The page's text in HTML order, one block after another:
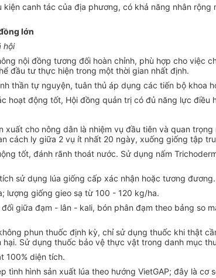
kiện canh tác của địa phương, có khả năng nhân
lớn
hội
nội đồng tương đối hoàn chỉnh, phù hợp cho việc
đầu tư thực hiện trong một thời gian nhất định.
thần tự nguyện, tuân thủ áp dụng các tiến bộ khoa
hoạt động tốt, Hội đồng quản trị có đủ năng lực
xuất cho nông dân là nhiệm vụ đầu tiên và quan
cách ly giữa 2 vụ ít nhất 20 ngày, xuống giống tập
tốt, đánh rãnh thoát nước. Sử dụng nấm
sử dụng lúa giống cấp xác nhận hoặc tương đương.
lượng giống gieo sạ từ 100 - 120 kg/ha.
giữa đạm - lân - kali, bón phân đạm theo bảng so
phun thuốc định kỳ, chỉ sử dụng thuốc khi thật
hại. Sử dụng thuốc bảo vệ thực vật trong danh mục
100% diện tích.
tình hình sản xuất lúa theo hướng VietGAP; đây là cơ